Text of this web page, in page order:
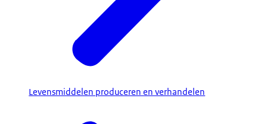
Levensmiddelen produceren en verhandelen